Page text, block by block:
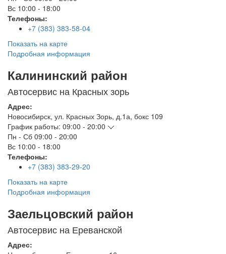
Вс 10:00 - 18:00
Телефоны:
+7 (383) 383-58-04
Показать на карте
Подробная информация
Калининский район
Автосервис на Красных зорь
Адрес:
Новосибирск, ул. Красных Зорь, д.1а, бокс 109
График работы: 09:00 - 20:00
Пн - Сб 09:00 - 20:00
Вс 10:00 - 18:00
Телефоны:
+7 (383) 383-29-20
Показать на карте
Подробная информация
Заельцовский район
Автосервис на Ереванской
Адрес: